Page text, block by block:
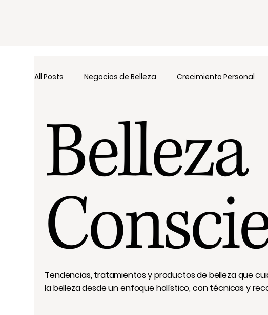
All Posts Negocios de Belleza Crecimiento Personal
Belleza
Tendencias, tratamientos y productos de belleza que
la belleza desde un enfoque holístico, con técnicas y